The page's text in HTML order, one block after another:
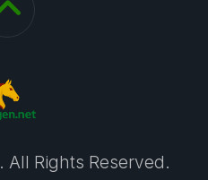
Rights Reserved.